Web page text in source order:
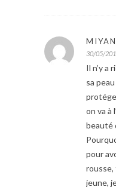
MIYAN
30/05/
Il n’y a
sa
on va à
beauté
pour
rousse,
jeune,